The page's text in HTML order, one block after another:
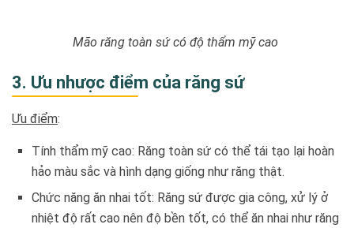
Mão răng toàn sứ có độ thẩm mỹ cao
3. Ưu nhược điểm của răng sứ
Ưu điểm:
Tính thẩm mỹ cao: Răng toàn sứ có thể tái tạo lại hoàn
hảo màu sắc và hình dạng giống như răng thật.
Chức năng ăn nhai tốt: Răng sứ được gia công, xử lý ở
nhiệt độ rất cao nên độ bền tốt, có thể ăn nhai như răng